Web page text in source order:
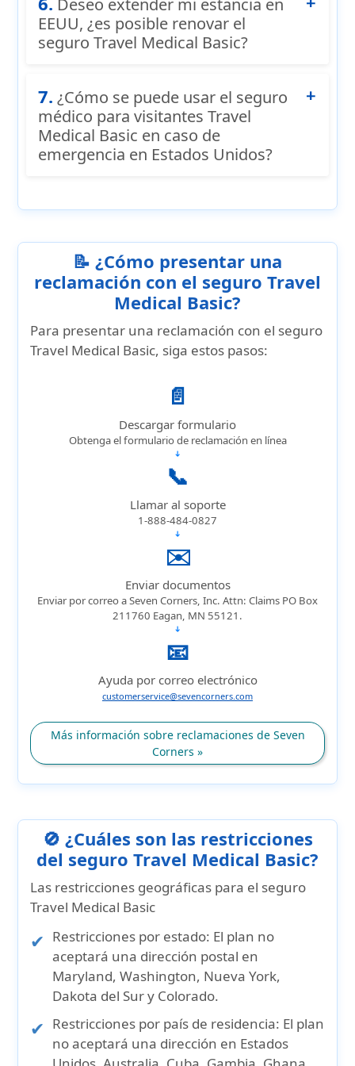
Medical Basic. Muéstrele su tarjeta de
identificación y pídale que llame a Seven
proveedores pueden aceptar facturar
directamente a Seven Corners, pero no
están obligados a hacerlo.
Deseo extender mi estancia en
EEUU, ¿es posible renovar el
seguro Travel Medical Basic?
disponible hasta un total de 364 días. Los
viajeros que inicialmente compraron menos
de 364 días y desean extender su cobertura
puedenrenovar el seguro Travel Medical
7. ¿Cómo se puede usar el seguro
médico para visitantes Travel
Medical Basic en caso de
emergencia en Estados Unidos?
artículo sobrecómo usar el seguro médico
de emergencia en Estados Unidos.
📝 ¿Cómo presentar una
reclamación con el seguro Travel
Medical Basic?
Para presentar una reclamación con el seguro
Travel Medical Basic, siga estos pasos:
📄
Descargar formulario
Obtenga el formulario de reclamación en línea
➔
📞
Llamar al soporte
1-888-484-0827
➔
✉️
Enviar documentos
Enviar por correo a Seven Corners, Inc. Attn: Claims PO Box
211760 Eagan, MN 55121.
➔
📧
Ayuda por correo electrónico
customerservice@sevencorners.com
Más información sobre reclamaciones de Seven
Corners »
🚫 ¿Cuáles son las restricciones
del seguro Travel Medical Basic?
Las restricciones geográficas para el seguro
Travel Medical Basic
Restricciones por estado: El plan no
aceptará una dirección postal en
Maryland, Washington, Nueva York,
Dakota del Sur y Colorado.
Restricciones por país de residencia: El plan
no aceptará una dirección en Estados